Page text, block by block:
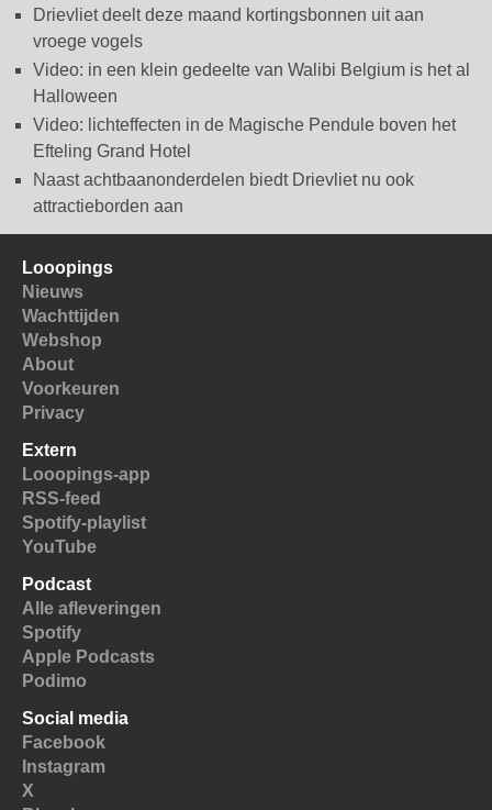
Drievliet deelt deze maand kortingsbonnen uit aan
vroege vogels
Video: in een klein gedeelte van Walibi Belgium is het al
Halloween
Video: lichteffecten in de Magische Pendule boven het
Efteling Grand Hotel
Naast achtbaanonderdelen biedt Drievliet nu ook
attractieborden aan
Looopings
Nieuws
Wachttijden
Webshop
About
Voorkeuren
Privacy
Extern
Looopings-app
RSS-feed
Spotify-playlist
YouTube
Podcast
Alle afleveringen
Spotify
Apple Podcasts
Podimo
Social media
Facebook
Instagram
X